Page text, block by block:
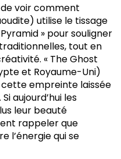
voir comment
utilise le tissage
» pour souligner
tout en
« The Ghost
et Royaume-Uni)
empreinte laissée
aujourd’hui les
leur beauté
rappeler que
l’énergie qui se